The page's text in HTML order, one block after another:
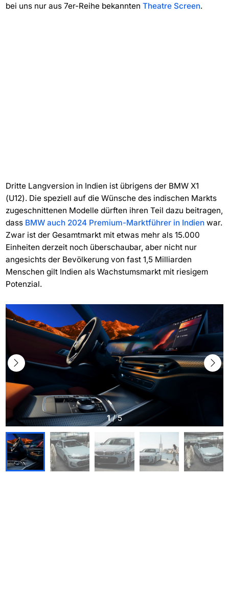
bei uns nur aus 7er-Reihe bekannten Theatre Screen.
Dritte Langversion in Indien ist übrigens der BMW X1
(U12). Die speziell auf die Wünsche des indischen Markts
zugeschnittenen Modelle dürften ihren Teil dazu beitragen,
dass BMW auch 2024 Premium-Marktführer in Indienwar.
Zwar ist der Gesamtmarkt mit etwas mehr als 15.000
Einheiten derzeit noch überschaubar, aber nicht nur
angesichts der Bevölkerung von fast 1,5 Milliarden
Menschen gilt Indien als Wachstumsmarkt mit riesigem
Potenzial.
1/5